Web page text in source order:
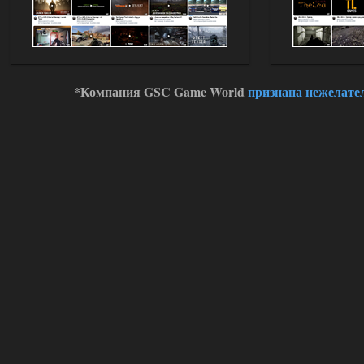
Устанавливать только
поверх финальной версии все в одном
(Standalone Final) от 29.12.2025!
Доступно только для пользователей
*Компания GSC Game Worldпризнана